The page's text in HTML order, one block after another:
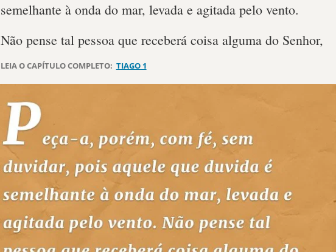
semelhante à onda do mar, levada e agitada pelo vento.
Não pense tal pessoa que receberá coisa alguma do Senhor,
LEIA O CAPÍTULO COMPLETO: TIAGO 1